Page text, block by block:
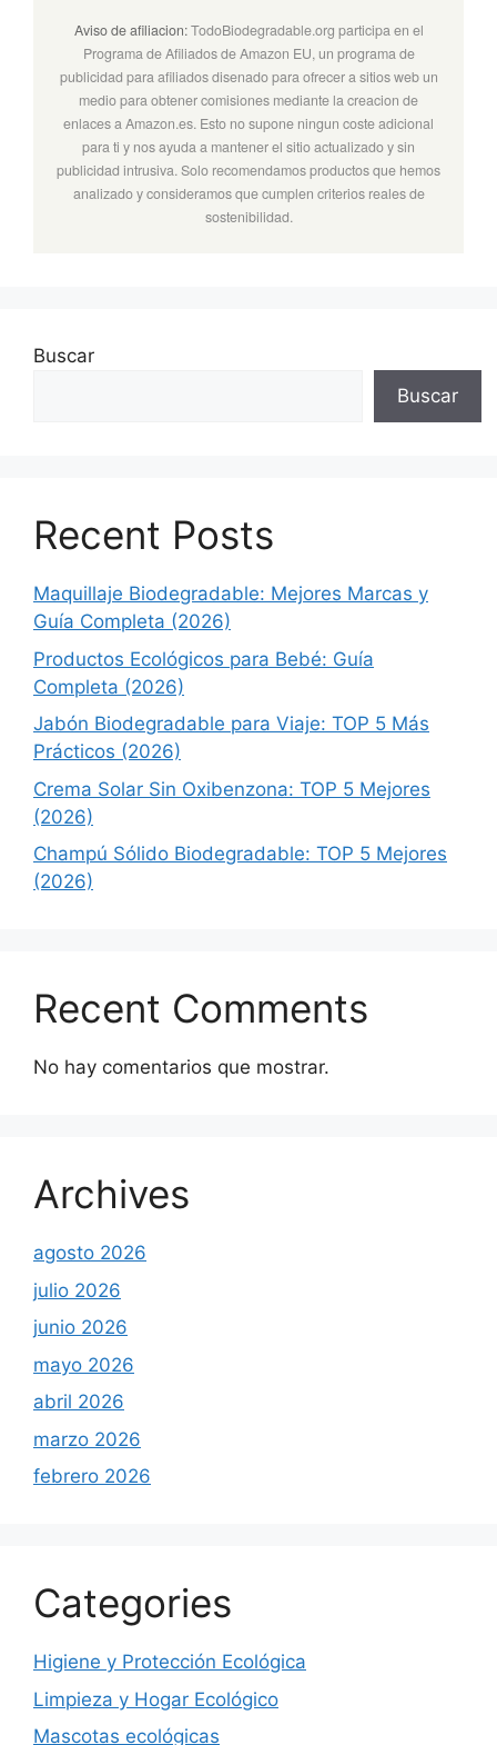
Aviso de afiliacion:TodoBiodegradable.org participa en el
Programa de Afiliados de Amazon EU, un programa de
publicidad para afiliados disenado para ofrecer a sitios web un
medio para obtener comisiones mediante la creacion de
enlaces a Amazon.es. Esto no supone ningun coste adicional
para ti y nos ayuda a mantener el sitio actualizado y sin
publicidad intrusiva. Solo recomendamos productos que hemos
analizado y consideramos que cumplen criterios reales de
sostenibilidad.
Buscar
Buscar
Recent Posts
Maquillaje Biodegradable: Mejores Marcas y
Guía Completa (2026)
Productos Ecológicos para Bebé: Guía
Completa (2026)
Jabón Biodegradable para Viaje: TOP 5 Más
Prácticos (2026)
Crema Solar Sin Oxibenzona: TOP 5 Mejores
(2026)
Champú Sólido Biodegradable: TOP 5 Mejores
(2026)
Recent Comments
No hay comentarios que mostrar.
Archives
agosto 2026
julio 2026
junio 2026
mayo 2026
abril 2026
marzo 2026
febrero 2026
Categories
Higiene y Protección Ecológica
Limpieza y Hogar Ecológico
Mascotas ecológicas